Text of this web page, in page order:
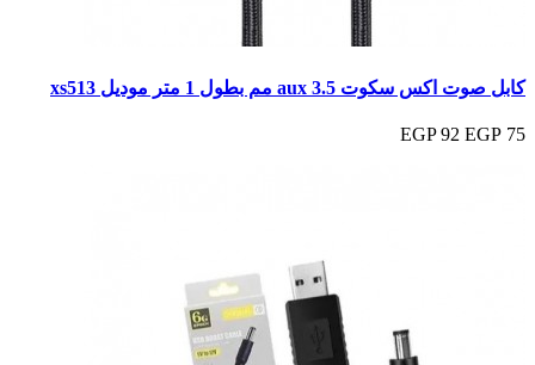
كابل صوت اكس سكوت aux 3.5 مم بطول 1 متر موديل xs513
75 EGP
92 EGP